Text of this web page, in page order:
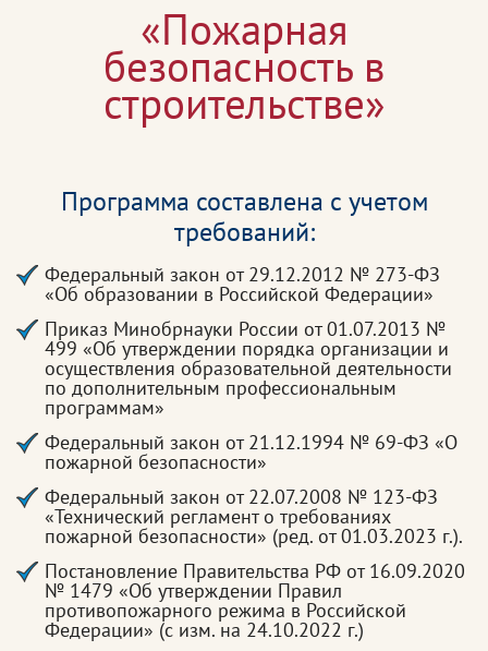
«Пожарная
безопасность в
строительстве»
Программа составлена с учетом
требований:
Федеральный закон от 29.12.2012 № 273-ФЗ
«Об образовании в Российской Федерации»
Приказ Минобрнауки России от 01.07.2013 №
499 «Об утверждении порядка организации и
осуществления образовательной деятельности
по дополнительным профессиональным
программам»
Федеральный закон от 21.12.1994 № 69-ФЗ «О
пожарной безопасности»
Федеральный закон от 22.07.2008 № 123-ФЗ
«Технический регламент о требованиях
пожарной безопасности» (ред. от 01.03.2023 г.).
Постановление Правительства РФ от 16.09.2020
№ 1479 «Об утверждении Правил
противопожарного режима в Российской
Федерации» (с изм. на 24.10.2022 г.)